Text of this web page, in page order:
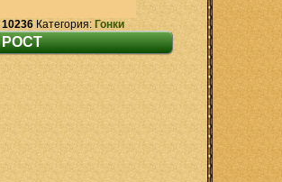
10236Категория: Гонки